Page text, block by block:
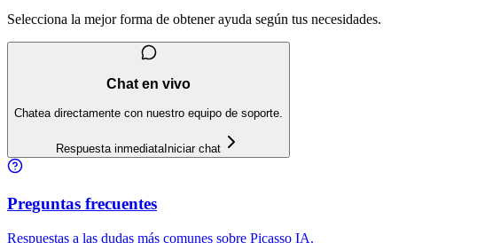
Selecciona la mejor forma de obtener ayuda según tus necesidades.
Chat en vivo
Chatea directamente con nuestro equipo de soporte.
Respuesta inmediataIniciar chat
Preguntas frecuentes
Respuestas a las dudas más comunes sobre Picasso IA.